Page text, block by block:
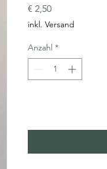
€ 2,50Preis
inkl. Versand
Anzahl *